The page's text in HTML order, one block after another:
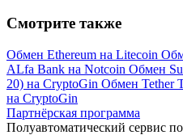
Смотрите также
Обмен Ethereum на Litecoin
ALfa Bank на Notcoin Обмен
20) на CryptoGin Обмен Tether
на CryptoGin
Партнёрская программа
Полуавтоматический сервис